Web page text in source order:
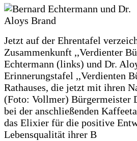
Jetzt auf der Ehrentafel
Zusammenkunft ,,Verdienter
Echtermann (links) und Dr.
Erinnerungstafel ,,Verdienten
Rathauses, die jetzt mit ihren
(Foto: Vollmer) Bürgermeister
bei der anschließenden
das Elixier für die positive
Lebensqualität ihrer B